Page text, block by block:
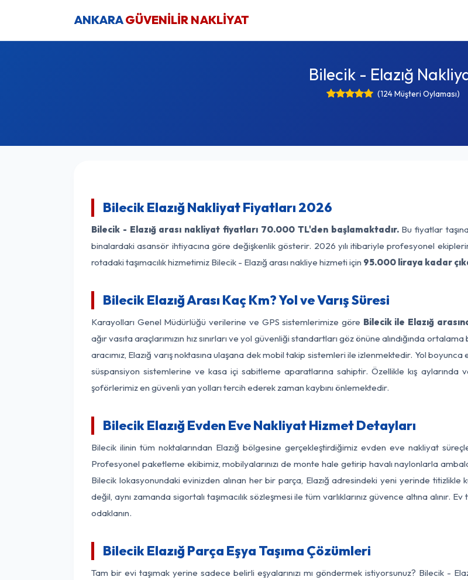
ANKARAGÜVENİLİR NAKLİYAT
Bilecik - Elazığ
(124 Müşteri Oylaması)
Bilecik Elazığ Nakliyat Fiyatları 2026
Bilecik - Elazığ arası nakliyat fiyatları 70.000 TL'den başlamaktadır.Bu fiyatlar
binalardaki asansör ihtiyacına göre değişkenlik gösterir. 2026 yılı itibariyle profesyonel
rotadaki taşımacılık hizmetimiz Bilecik - Elazığ arası nakliye hizmeti için 95.000 liraya kadar
Bilecik Elazığ Arası Kaç Km? Yol ve Varış Süresi
Karayolları Genel Müdürlüğü verilerine ve GPS sistemlerimize göre Bilecik ile Elazığ
ağır vasıta araçlarımızın hız sınırları ve yol güvenliği standartları göz önüne alındığında
aracımız, Elazığ varış noktasına ulaşana dek mobil takip sistemleri ile izlenmektedir. Yol boyunca
süspansiyon sistemlerine ve kasa içi sabitleme aparatlarına sahiptir. Özellikle kış
şoförlerimiz en güvenli yan yolları tercih ederek zaman kaybını önlemektedir.
Bilecik Elazığ Evden Eve Nakliyat Hizmet Detayları
Bilecik ilinin tüm noktalarından Elazığ bölgesine gerçekleştirdiğimiz evden eve nakliyat
Profesyonel paketleme ekibimiz, mobilyalarınızı de monte hale getirip havalı naylonlarla
Bilecik lokasyonundaki evinizden alınan her bir parça, Elazığ adresindeki yeni yerinde titizlikle
değil, aynı zamanda sigortalı taşımacılık sözleşmesi ile tüm varlıklarınız güvence altına alınır.
odaklanın.
Bilecik Elazığ Parça Eşya Taşıma Çözümleri
Tam bir evi taşımak yerine sadece belirli eşyalarınızı mı göndermek istiyorsunuz? Bilecik -